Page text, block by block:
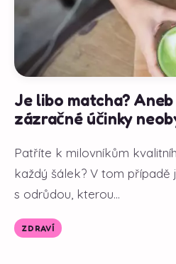
Je libo matcha?
zázračné účinky
Patříte k milovníkům
každý šálek? V tom případě
s odrůdou, kterou...
ZDRAVÍ